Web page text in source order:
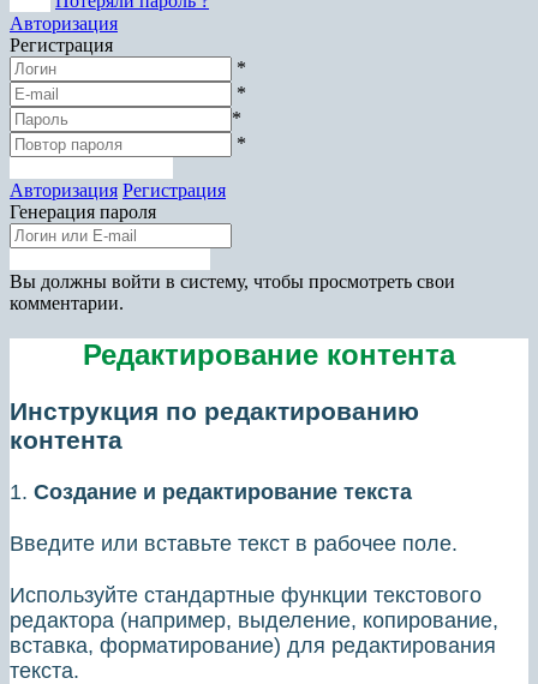
Авторизация
Регистрация
*
*
*
*
Авторизация Регистрация
Генерация пароля
Вы должны войти в систему, чтобы просмотреть свои
комментарии.
Редактирование контента
Инструкция по редактированию
контента
1. Создание и редактирование текста
Введите или вставьте текст в рабочее поле.
Используйте стандартные функции текстового
редактора (например, выделение, копирование,
вставка, форматирование) для редактирования
текста.